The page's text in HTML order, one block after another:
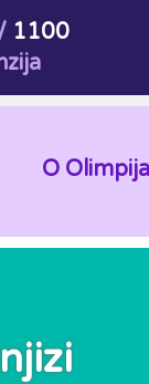
1100
O